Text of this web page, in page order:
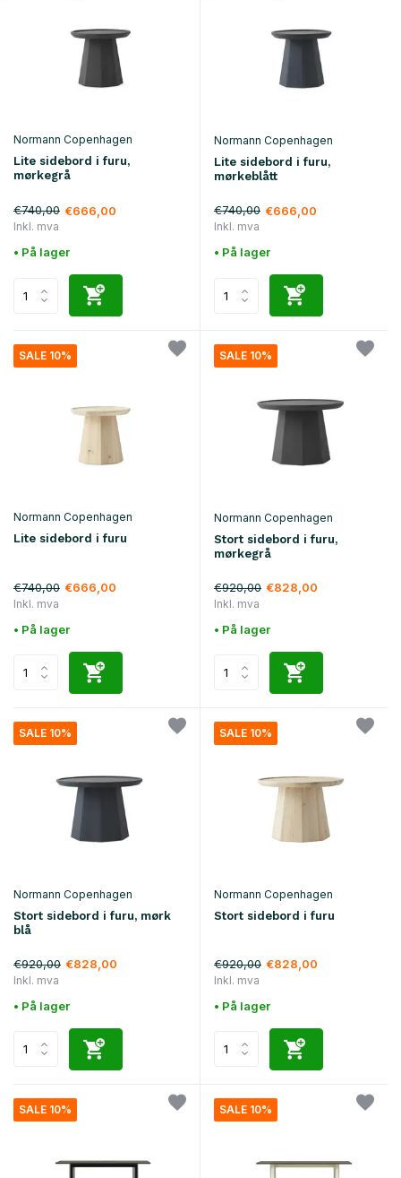
Normann Copenhagen
Lite sidebord i furu,
mørkegrå
€740,00 €666,00
Inkl. mva
• På lager
Normann Copenhagen
Lite sidebord i furu,
mørkeblått
€740,00 €666,00
Inkl. mva
• På lager
SALE 10%
Normann Copenhagen
Lite sidebord i furu
€740,00 €666,00
Inkl. mva
• På lager
SALE 10%
Normann Copenhagen
Stort sidebord i furu,
mørkegrå
€920,00 €828,00
Inkl. mva
• På lager
SALE 10%
Normann Copenhagen
Stort sidebord i furu, mørk
blå
€920,00 €828,00
Inkl. mva
• På lager
SALE 10%
Normann Copenhagen
Stort sidebord i furu
€920,00 €828,00
Inkl. mva
• På lager
SALE 10% SALE 10%